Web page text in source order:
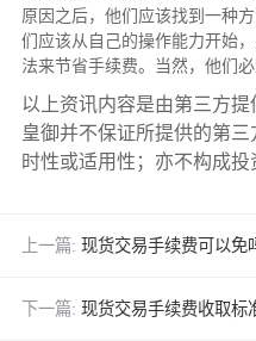
原因之后，他们应该找到一种
们应该从自己的操作能力开始
法来节省手续费。当然，他们
以上资讯内容是由第三方提
皇御并不保证所提供的第
时性或适用性；亦不构成投
上一篇: 现货交易手续费可以免
下一篇: 现货交易手续费收取标